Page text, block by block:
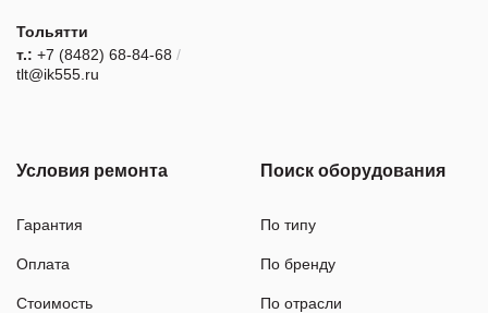
Тольятти
т.: +7 (8482) 68-84-68 /
tlt@ik555.ru
Условия ремонта
Гарантия
Оплата
Стоимость
Поиск оборудования
По типу
По бренду
По отрасли